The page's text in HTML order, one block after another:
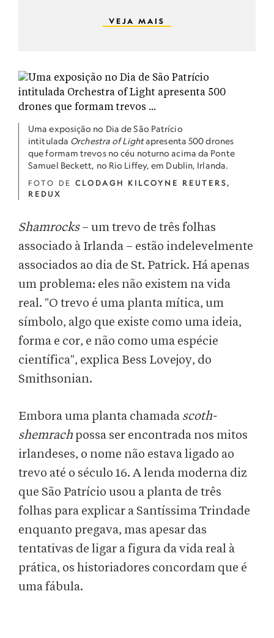
VEJA MAIS
Uma exposição no Dia de São Patrício
intitulada Orchestra of Lightapresenta 500 drones
que formam trevos no céu noturno acima da Ponte
Samuel Beckett, no Rio Liffey, em Dublin, Irlanda.
FOTO DE CLODAGH KILCOYNE REUTERS,
REDUX
Shamrocks– um trevo de três folhas
associado à Irlanda – estão indelevelmente
associados ao dia de St. Patrick. Há apenas
um problema: eles não existem na vida
real. "O trevo é uma planta mítica, um
símbolo, algo que existe como uma ideia,
forma e cor, e não como uma espécie
científica", explica Bess Lovejoy, do
Smithsonian.
Embora uma planta chamada scoth-
shemrach possa ser encontrada nos mitos
irlandeses, o nome não estava ligado ao
trevo até o século 16. A lenda moderna diz
que São Patrício usou a planta de três
folhas para explicar a Santíssima Trindade
enquanto pregava, mas apesar das
tentativas de ligar a figura da vida real à
prática, os historiadores concordam que é
uma fábula.